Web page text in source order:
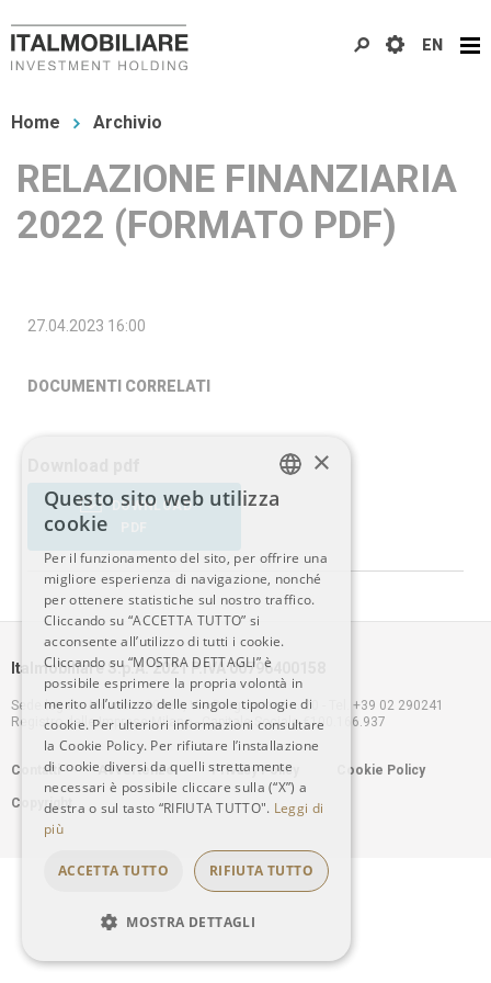
al
principale
Tu
qui
Home Archivio
RELAZIONE FINANZIARIA
2022 (FORMATO PDF)
27.04.2023 16:00
DOCUMENTI CORRELATI
DOWNLOAD
Italmobiliare S.p.A. 2021 P.IVA 00796400158
Sede legale: Milano – 20121, Via Borgonuovo n. 20 - Tel. +39 02 290241
Registro delle Imprese Milano - Capitale Sociale €100.166.937
Footer
menu
Contatti Avvertenze Privacy Policy Cookie Policy
Copyright
EN
ENGLISH
×
Questo sito web utilizza
cookie
Per il funzionamento del sito, per offrire una
migliore esperienza di navigazione, nonché
per ottenere statistiche sul nostro traffico.
Cliccando su “ACCETTA TUTTO” si
acconsente all’utilizzo di tutti i cookie.
Cliccando su “MOSTRA DETTAGLI” è
possibile esprimere la propria volontà in
merito all’utilizzo delle singole tipologie di
cookie. Per ulteriori informazioni consultare
la Cookie Policy. Per rifiutare l’installazione
di cookie diversi da quelli strettamente
necessari è possibile cliccare sulla (“X”) a
destra o sul tasto “RIFIUTA TUTTO". Leggi di
più
ACCETTA TUTTO RIFIUTA TUTTO
MOSTRA DETTAGLI